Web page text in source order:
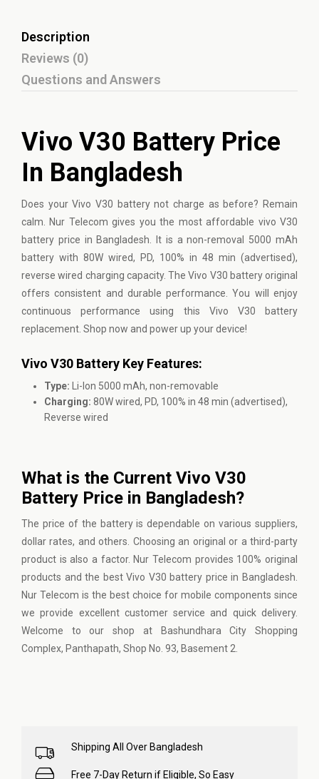
Description
Reviews (0)
Questions and Answers
Vivo V30 Battery Price
In Bangladesh
Does your Vivo V30 battery not charge as before? Remain
calm. Nur Telecom gives you the most affordable vivo V30
battery price in Bangladesh. It is a non-removal 5000 mAh
battery with 80W wired, PD, 100% in 48 min (advertised),
reverse wired charging capacity. The Vivo V30 battery original
offers consistent and durable performance. You will enjoy
continuous performance using this Vivo V30 battery
replacement. Shop now and power up your device!
Vivo V30 Battery Key Features:
Type: Li-Ion 5000 mAh, non-removable
Charging: 80W wired, PD, 100% in 48 min (advertised),
Reverse wired
What is the Current Vivo V30
Battery Price in Bangladesh?
The price of the battery is dependable on various suppliers,
dollar rates, and others. Choosing an original or a third-party
product is also a factor. Nur Telecom provides 100% original
products and the best Vivo V30 battery price in Bangladesh.
Nur Telecom is the best choice for mobile components since
we provide excellent customer service and quick delivery.
Welcome to our shop at Bashundhara City Shopping
Complex, Panthapath, Shop No. 93, Basement 2.
Shipping All Over Bangladesh
Free 7-Day Return if Eligible, So Easy